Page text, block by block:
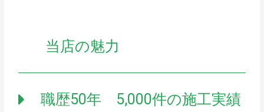
当店の魅力
職歴50年 5,000件の施工実績